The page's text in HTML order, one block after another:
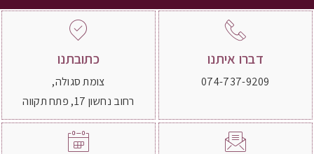
דברו איתנו
074-737-9209
כתובתנו
צומת סגולה,
רחוב נחשון 17, פתח תקווה